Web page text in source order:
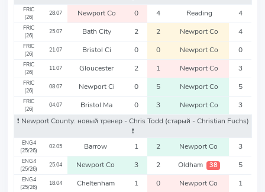
FRIC
(26)
28.07 Newport Co 0 4 Reading 4
FRIC
(26)
25.07 Bath City 2 2 Newport Co 4
FRIC
(26)
21.07 Bristol Ci 0 0 Newport Co 0
FRIC
(26)
11.07 Gloucester 2 1 Newport Co 3
FRIC
(26)
08.07 Newport Ci 0 5 Newport Co 5
FRIC
(26)
04.07 Bristol Ma 0 3 Newport Co
3
❗️ Newport County: новый тренер - Chris Todd (старый - Christian Fuchs)
❗️
ENG4
(25/26)
02.05 Barrow 1 2 Newport Co 3
ENG4
(25/26)
25.04 Newport Co 3 2 Oldham 38 5
ENG4
(25/26)
18.04 Cheltenham 1 0 Newport Co 1